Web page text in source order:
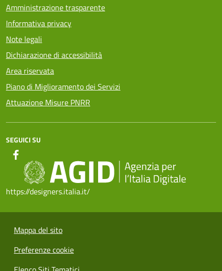
Amministrazione trasparente
Informativa privacy
Note legali
Dichiarazione di accessibilità
Area riservata
Piano di Miglioramento dei Servizi
Attuazione Misure PNRR
SEGUICI SU
https://designers.italia.it/
Mappa del sito
Preferenze cookie